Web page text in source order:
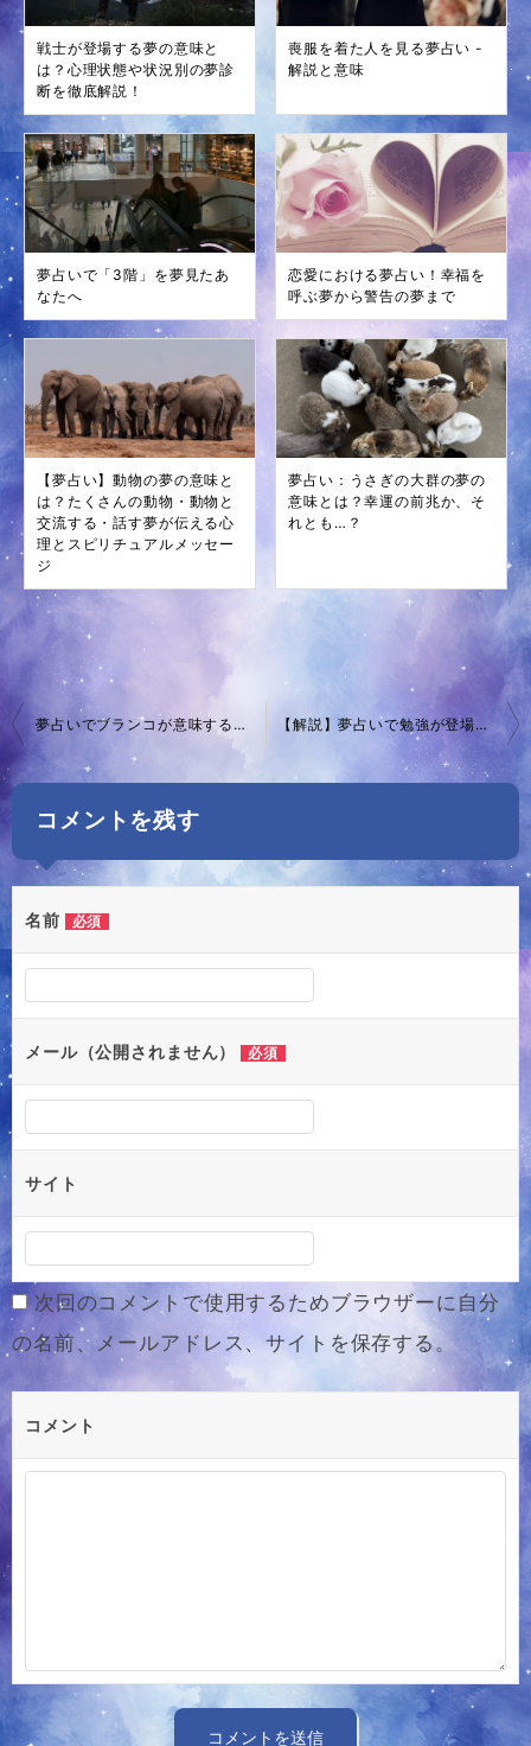
戦士が登場する夢の意味と
は？心理状態や状況別の夢診
断を徹底解説！
喪服を着た人を見る夢占い -
解説と意味
夢占いで「3階」を夢見たあ
なたへ
恋愛における夢占い！幸福を
呼ぶ夢から警告の夢まで
【夢占い】動物の夢の意味と
は？たくさんの動物・動物と
交流する・話す夢が伝える心
理とスピリチュアルメッセー
ジ
夢占い：うさぎの大群の夢の
意味とは？幸運の前兆か、そ
れとも…？
投
稿
ナ
ゲ
ー
シ
ョ
ン
夢占いでブランコが意味する深層心理とは？最新の解釈まとめ 【解説】夢占いで勉強が登場する意味・進むべき道を解読
コメントを残す
名前 必須
メール（公開されません） 必須
サイト
次回のコメントで使用するためブラウザーに自分
の名前、メールアドレス、サイトを保存する。
コメント